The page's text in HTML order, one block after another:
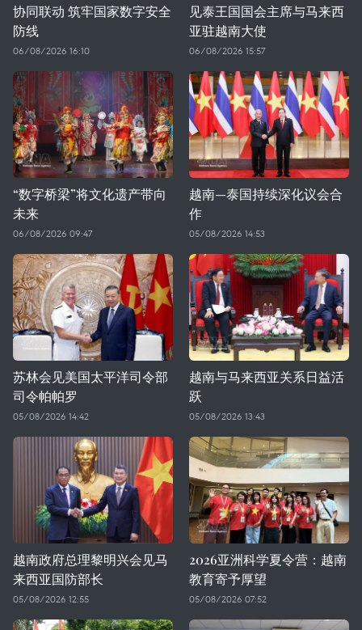
协同联动 筑牢国家数字安全
防线
06/08/2026 16:10
见泰王国国会主席与马来西
亚驻越南大使
06/08/2026 15:57
“数字桥梁”将文化遗产带向
未来
06/08/2026 09:47
越南—泰国持续深化议会合
作
05/08/2026 14:53
苏林会见美国太平洋司令部
司令帕帕罗
05/08/2026 14:42
越南与马来西亚关系日益活
跃
05/08/2026 13:43
越南政府总理黎明兴会见马
来西亚国防部长
05/08/2026 12:55
2026亚洲科学夏令营：越南
教育寄予厚望
05/08/2026 07:52